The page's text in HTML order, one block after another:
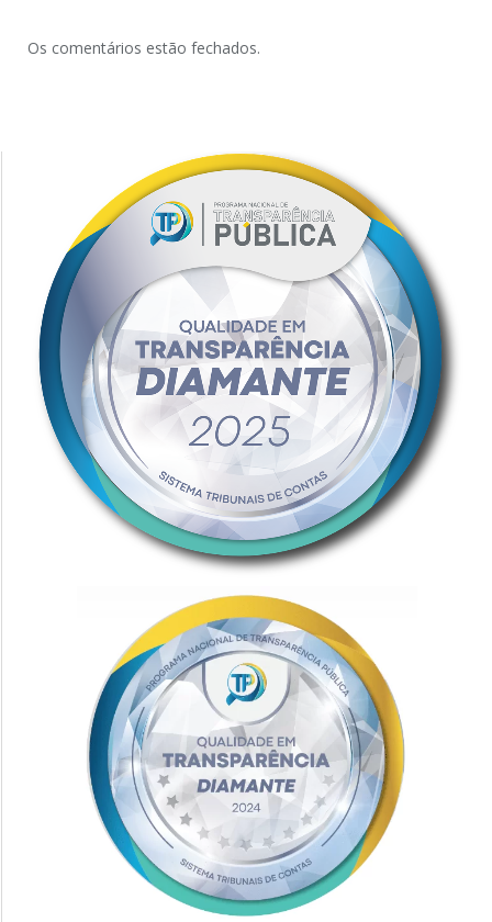
Os comentários estão fechados.